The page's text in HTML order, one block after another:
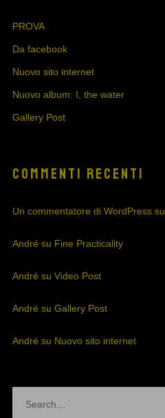
PROVA
Da facebook
Nuovo sito internet
Nuovo album: I, the water
Gallery Post
COMMENTI RECENTI
Un commentatore di WordPresssu
André su Fine Practicality
André su Video Post
André su Gallery Post
André su Nuovo sito internet